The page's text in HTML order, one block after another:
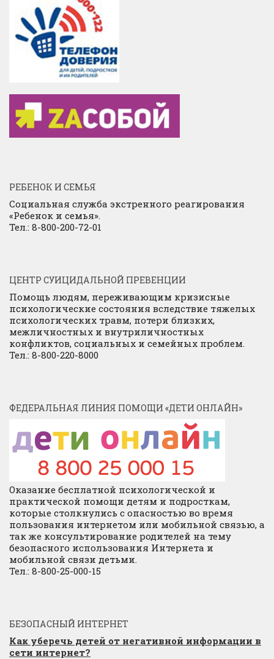
РЕБЕНОК И СЕМЬЯ
Социальная служба экстренного реагирования
«Ребенок и семья».
Тел.: 8-800-200-72-01
ЦЕНТР СУИЦИДАЛЬНОЙ ПРЕВЕНЦИИ
Помощь людям, переживающим кризисные
психологические состояния вследствие тяжелых
психологических травм, потери близких,
межличностных и внутриличностных
конфликтов, социальных и семейных проблем.
Тел.: 8-800-220-8000
ФЕДЕРАЛЬНАЯ ЛИНИЯ ПОМОЩИ «ДЕТИ ОНЛАЙН»
Оказание бесплатной психологической и
практической помощи детям и подросткам,
которые столкнулись с опасностью во время
пользования интернетом или мобильной связью, а
так же консультирование родителей на тему
безопасного использования Интернета и
мобильной связи детьми.
Тел.: 8-800-25-000-15
БЕЗОПАСНЫЙ ИНТЕРНЕТ
Как уберечь детей от негативной информации в
сети интернет?